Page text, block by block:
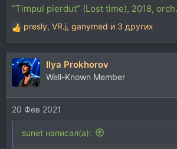
этого не появляется, т.е. может и
слышим ежедневно по радио и ТВ.
”Timpul pierdut” (Lost time), 2018,
Р
е
а
к
ц
и
и
:
presly, VR.j, ganymed и 3 других
Ilya Prokhorov
Well-Known Member
20 Фев 2021
sunet написал(а):